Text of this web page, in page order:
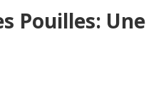
Pouilles: Une